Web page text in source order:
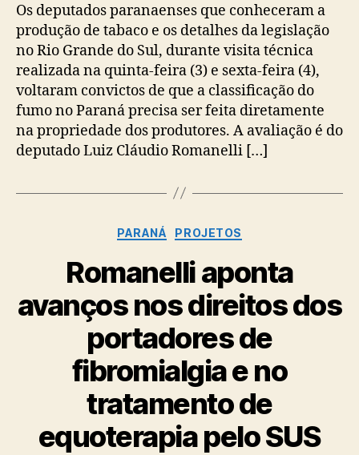
Os deputados paranaenses que conheceram a
produção de tabaco e os detalhes da legislação
no Rio Grande do Sul, durante visita técnica
realizada na quinta-feira (3) e sexta-feira (4),
voltaram convictos de que a classificação do
fumo no Paraná precisa ser feita diretamente
na propriedade dos produtores. A avaliação é do
deputado Luiz Cláudio Romanelli […]
Categorias
PARANÁ PROJETOS
Romanelli aponta
avanços nos direitos dos
portadores de
fibromialgia e no
tratamento de
equoterapia pelo SUS